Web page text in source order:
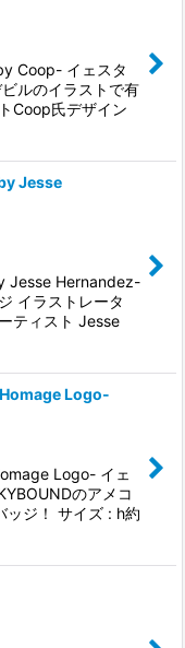
Coop- イェスタ
ルのイラストで有
Coop氏デザイン
Jesse
Jesse Hernandez-
イラストレータ
ティスト Jesse
Logo-
Logo- イェ
のアメコ
ッジ！ サイズ : h約